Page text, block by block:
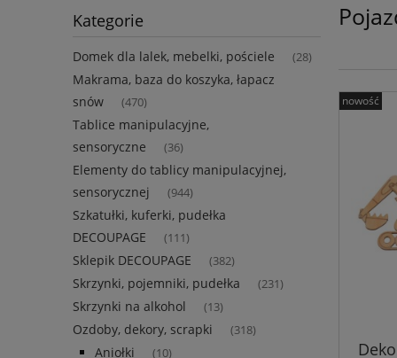
Kategorie
Domek dla lalek, mebelki, pościele (28)
Makrama, baza do koszyka, łapacz
snów
(470)
Tablice manipulacyjne,
sensoryczne
(36)
Elementy do tablicy manipulacyjnej,
sensorycznej
(944)
Szkatułki, kuferki, pudełka
DECOUPAGE
(111)
Sklepik DECOUPAGE (382)
Skrzynki, pojemniki, pudełka (231)
Skrzynki na alkohol (13)
Ozdoby, dekory, scrapki (318)
Aniołki (10)
nowość